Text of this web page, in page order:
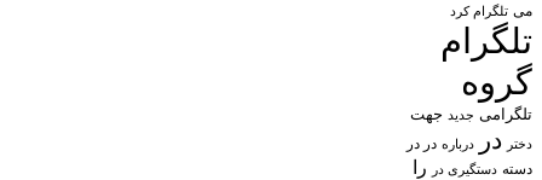
می تلگرام کرد
تلگرام
گروه
تلگرامی جدید جهت
دختر در درباره در در
دسته دستگیری در را